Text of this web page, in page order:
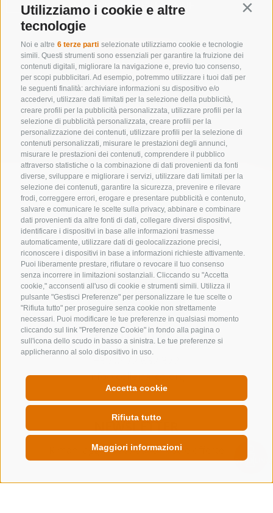
Utilizziamo i cookie e altre
tecnologie
Noi e altre 6 terze parti selezionate utilizziamo cookie e tecnologie
simili. Questi strumenti sono essenziali per garantire la fruizione dei
contenuti digitali, migliorare la navigazione e, previo tuo consenso,
per scopi pubblicitari. Ad esempio, potremmo utilizzare i tuoi dati per
le seguenti finalità: archiviare informazioni su dispositivo e/o
accedervi, utilizzare dati limitati per la selezione della pubblicità,
creare profili per la pubblicità personalizzata, utilizzare profili per la
selezione di pubblicità personalizzata, creare profili per la
personalizzazione dei contenuti, utilizzare profili per la selezione di
contenuti personalizzati, misurare le prestazioni degli annunci,
misurare le prestazioni dei contenuti, comprendere il pubblico
attraverso statistiche o la combinazione di dati provenienti da fonti
diverse, sviluppare e migliorare i servizi, utilizzare dati limitati per la
selezione dei contenuti, garantire la sicurezza, prevenire e rilevare
frodi, correggere errori, erogare e presentare pubblicità e contenuto,
salvare e comunicare le scelte sulla privacy, abbinare e combinare
dati provenienti da altre fonti di dati, collegare diversi dispositivi,
identificare i dispositivi in base alle informazioni trasmesse
automaticamente, utilizzare dati di geolocalizzazione precisi,
riconoscere i dispositivi in base a informazioni richieste attivamente.
Puoi liberamente prestare, rifiutare o revocare il tuo consenso
senza incorrere in limitazioni sostanziali. Cliccando su "Accetta
cookie," acconsenti all'uso di cookie e strumenti simili. Utilizza il
pulsante "Gestisci Preferenze" per personalizzare le tue scelte o
"Rifiuta tutto" per proseguire senza cookie non strettamente
necessari. Puoi modificare le tue preferenze in qualsiasi momento
cliccando sul link "Preferenze Cookie" in fondo alla pagina o
sull'icona dello scudo in basso a sinistra. Le tue preferenze si
applicheranno al solo dispositivo in uso.
Accetta cookie
Rifiuta tutto
Maggiori informazioni
SOLO ESERCIZI PRENOTABILI ONLINE
Cerca
Lista alloggi
CONTATTACI
+39 0472 632 372
info@colleisarco.org
NEWSLETTER
Rimani aggiornato sulle nostre offerte
QUICKLINKS